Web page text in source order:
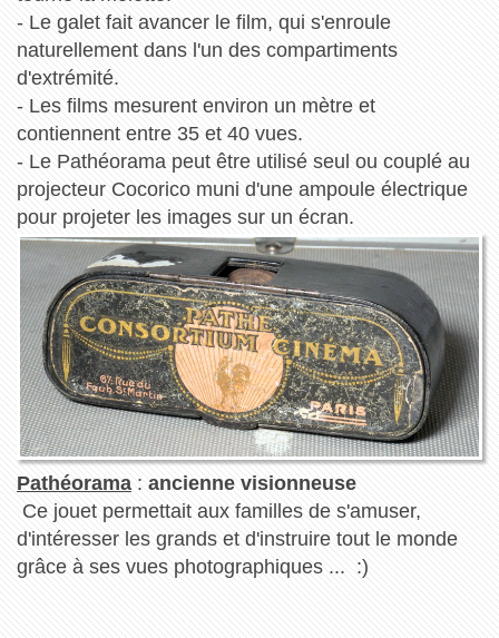
- Le galet fait avancer le film, qui s'enroule
naturellement dans l'un des compartiments
d'extrémité.
- Les films mesurent environ un mètre et
contiennent entre 35 et 40 vues.
- Le Pathéorama peut être utilisé seul ou couplé au
projecteur Cocorico muni d'une ampoule électrique
pour projeter les images sur un écran.
Pathéorama: ancienne visionneuse
Ce jouet permettait aux familles de s'amuser,
d'intéresser les grands et d'instruire tout le monde
grâce à ses vues photographiques ... :)